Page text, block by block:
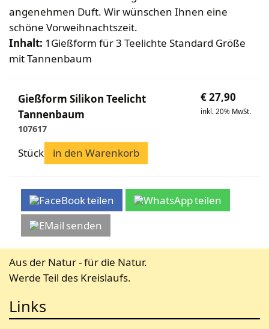
Wabenhonigwelt
Diverses
Lagerung
Pollenernte
Stockwaagen
Bienenluft
Fachliteratur
Bienenweide
Honig & Bienenprodukte
Diverse Fachliteratur
Mundhygiene
Geschenke/Diverses
angenehmen Duft. Wir wünschen Ihnen eine
schöne Vorweihnachtszeit.
Inhalt: 1Gießform für 3 Teelichte Standard Größe
mit Tannenbaum
Gießform Silikon Teelicht
Tannenbaum
107617
€27,90
inkl. 20% MwSt.
Stück in den Warenkorb
teilen
teilen
senden
Aus der Natur - für die Natur.
Werde Teil des Kreislaufs.
Links